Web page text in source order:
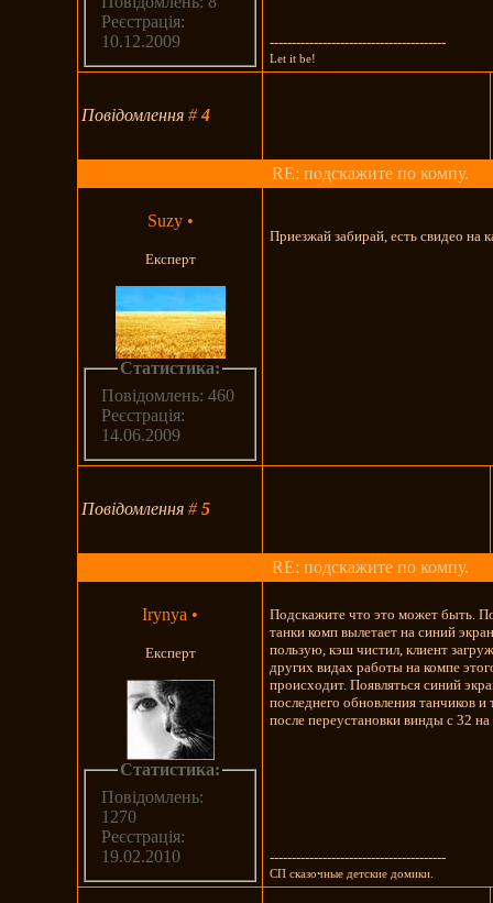
Реєстрація:
10.12.2009
----------------------------------------
Lеt it be!
Повідомлення#4
RE: подскажите по компу.
Suzy •
Експерт
Статистика:
Повідомлень: 460
Реєстрація:
14.06.2009
Приезжай забирай, есть свидео на
Повідомлення#5
RE: подскажите по компу.
Irynya •
Експерт
Статистика:
Повідомлень:
1270
Реєстрація:
19.02.2010
Подскажите что это может быть.
танки комп вылетает на синий
пользую, кэш чистил, клиент
других видах работы на компе
происходит. Появляться синий
последнего обновления танчиков и
после переустановки винды с 32
----------------------------------------
СП сказочные детские домики.